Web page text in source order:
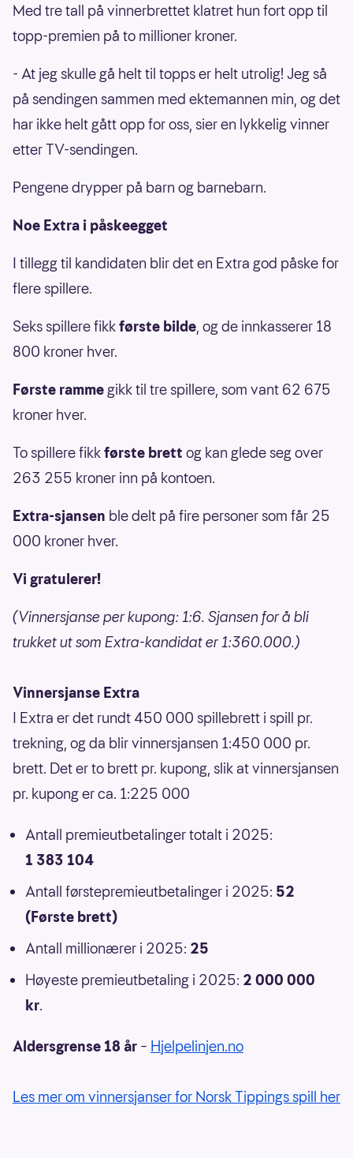
Med tre tall på vinnerbrettet klatret hun fort opp til
topp-premien på to millioner kroner.
- At jeg skulle gå helt til topps er helt utrolig! Jeg så
på sendingen sammen med ektemannen min, og det
har ikke helt gått opp for oss, sier en lykkelig vinner
etter TV-sendingen.
Pengene drypper på barn og barnebarn.
Noe Extra i påskeegget
I tillegg til kandidaten blir det en Extra god påske for
flere spillere.
Seks spillere fikkførste bilde, og de innkasserer 18
800 kroner hver.
Første rammegikk til tre spillere, som vant 62 675
kroner hver.
To spillere fikkførste brett og kan glede seg over
263 255 kroner inn på kontoen.
Extra-sjansen ble delt på fire personer som får 25
000 kroner hver.
Vi gratulerer!
(Vinnersjanse per kupong: 1:6. Sjansen for å bli
trukket ut som Extra-kandidat er 1:360.000.)
Vinnersjanse Extra
I Extra er det rundt 450 000 spillebrett i spill pr.
trekning, og da blir vinnersjansen 1:450 000 pr.
brett. Det er to brett pr. kupong, slik at vinnersjansen
pr. kupong er ca. 1:225 000
Antall premieutbetalinger totalt i 2025:
1 383 104
Antall førstepremieutbetalinger i 2025: 52
(Første brett)
Antall millionærer i 2025: 25
Høyeste premieutbetaling i 2025: 2 000 000
kr.
Aldersgrense 18 år – Hjelpelinjen.no
Les mer om vinnersjanser for Norsk Tippings spill her